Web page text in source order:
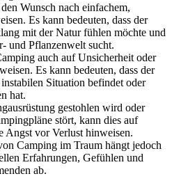
Wunsch nach einfachem,
Es kann bedeuten, dass der
mit der Natur fühlen möchte und
und Pflanzenwelt sucht.
auch auf Unsicherheit oder
Es kann bedeuten, dass der
Situation befindet oder
hat.
gestohlen wird oder
stört, kann dies auf
Angst vor Verlust hinweisen.
Camping im Traum hängt jedoch
Erfahrungen, Gefühlen und
ab.